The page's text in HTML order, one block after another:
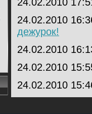
24.02.2010
дежурок!
24.02.2010
24.02.2010
24.02.2010